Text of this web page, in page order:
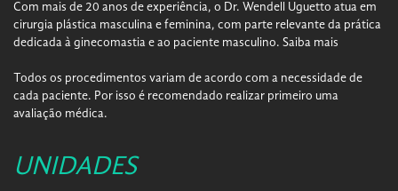
Com mais de 20 anos de experiência, o Dr. Wendell Uguetto atua em
cirurgia plástica masculina e feminina, com parte relevante da prática
dedicada à ginecomastia e ao paciente masculino. Saiba mais
Todos os procedimentos variam de acordo com a necessidade de
cada paciente. Por isso é recomendado realizar primeiro uma
avaliação médica.
UNIDADES